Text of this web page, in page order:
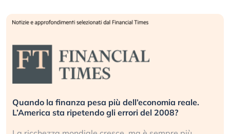
Quando la finanza pesa più dell’economia reale.
L’America sta ripetendo gli errori del 2008?